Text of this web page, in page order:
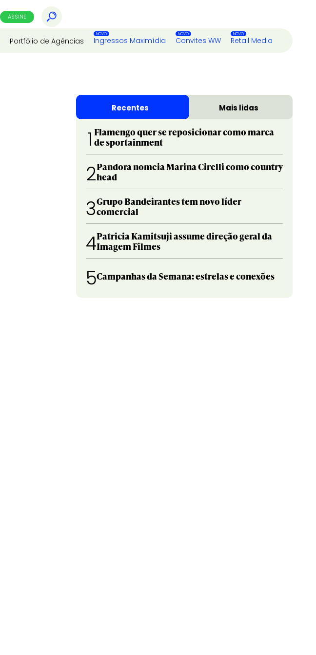
ASSINE
Portfólio de Agências Ingressos Maximídia Convites WW Retail Media
Recentes Mais lidas
1 Flamengo quer se reposicionar como marca
de sportainment
2Pandora nomeia Marina Cirelli como country
head
3Grupo Bandeirantes tem novo líder
comercial
4Patricia Kamitsuji assume direção geral da
Imagem Filmes
5Campanhas da Semana: estrelas e conexões